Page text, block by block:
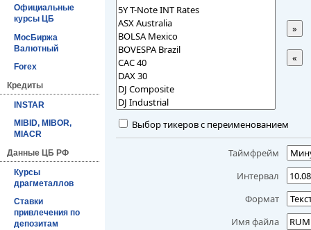
Официальные
курсы ЦБ
МосБиржа
Валютный
Forex
Кредиты
INSTAR
MIBID, MIBOR,
MIACR
Данные ЦБ РФ
Курсы
драгметаллов
Ставки
привлечения по
депозитам
»
«
Выбор тикеров с переименованием
Таймфрейм
Интервал
Формат
Имя файла